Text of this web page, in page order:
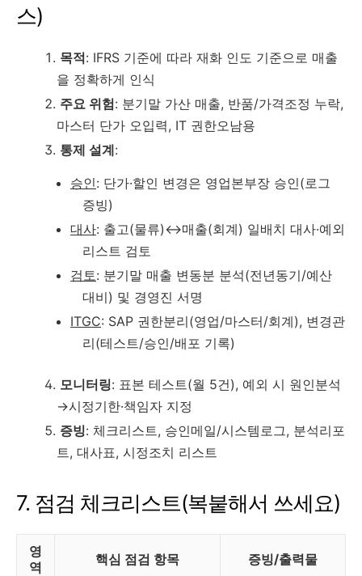
스)
목적: IFRS 기준에 따라 재화 인도 기준으로 매출
을 정확하게 인식
주요 위험: 분기말 가산 매출, 반품/가격조정 누락,
마스터 단가 오입력, IT 권한오남용
통제 설계:
승인: 단가·할인 변경은 영업본부장 승인(로그
증빙)
대사: 출고(물류)↔매출(회계) 일배치 대사·예외
리스트 검토
검토: 분기말 매출 변동분 분석(전년동기/예산
대비) 및 경영진 서명
ITGC: SAP 권한분리(영업/마스터/회계), 변경관
리(테스트/승인/배포 기록)
모니터링: 표본 테스트(월 5건), 예외 시 원인분석
→시정기한·책임자 지정
증빙: 체크리스트, 승인메일/시스템로그, 분석리포
트, 대사표, 시정조치 리스트
7. 점검 체크리스트(복붙해서 쓰세요)
영
역
핵심 점검 항목 증빙/출력물